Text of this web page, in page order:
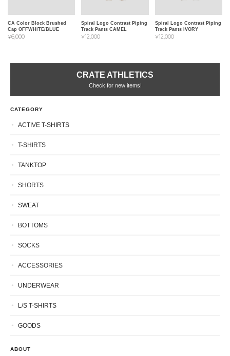
CA Color Block Brushed
Cap OFFWHITE/BLUE
¥6,000
Spiral Logo Contrast Piping
Track Pants CAMEL
¥12,000
Spiral Logo Contrast Piping
Track Pants IVORY
¥12,000
CRATE ATHLETICS
Check for new items!
CATEGORY
ACTIVE T-SHIRTS
T-SHIRTS
TANKTOP
SHORTS
SWEAT
BOTTOMS
SOCKS
ACCESSORIES
UNDERWEAR
L/S T-SHIRTS
GOODS
ABOUT